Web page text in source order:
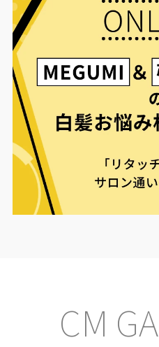
CM